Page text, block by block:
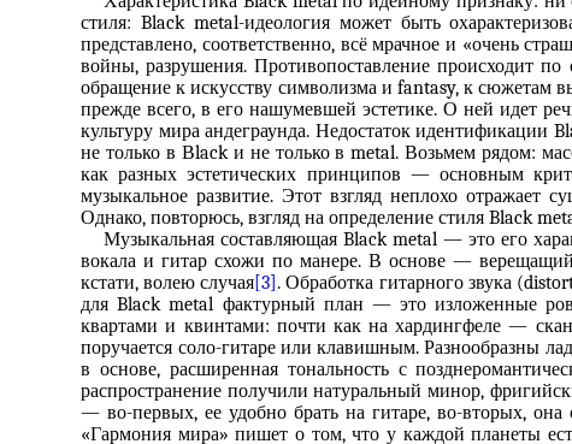
стиля: Black metal-идеология может быть
представлено, соответственно, всё мрачное и «очень
войны, разрушения. Противопоставление происходит
обращение к искусству символизма и fantasy, к сюжетам
прежде всего, в его нашумевшей эстетике. О ней идет
культуру мира андеграунда. Недостаток
не только в Вlack и не только в metal. Возьмем рядом:
как разных эстетических принципов — основным
музыкальное развитие. Этот взгляд неплохо отражает
Однако, повторюсь, взгляд на определение стиля Black
Музыкальная составляющая Black metal — это его
вокала и гитар схожи по манере. В основе —
кстати, волею случая[3] . Обработка гитарного звука
для Black metal фактурный план — это изложенные
квартами и квинтами: почти как на хардингфеле —
поручается соло-гитаре или клавишным. Разнообразны
в основе, расширенная тональность с
распространение получили натуральный минор,
— во-первых, ее удобно брать на гитаре, во-вторых, она
«Гармония мира» пишет о том, что у каждой планеты